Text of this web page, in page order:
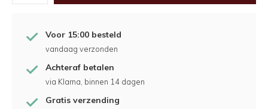
Voor 15:00 besteld
vandaag verzonden
Achteraf betalen
via Klarna, binnen 14 dagen
Gratis verzending